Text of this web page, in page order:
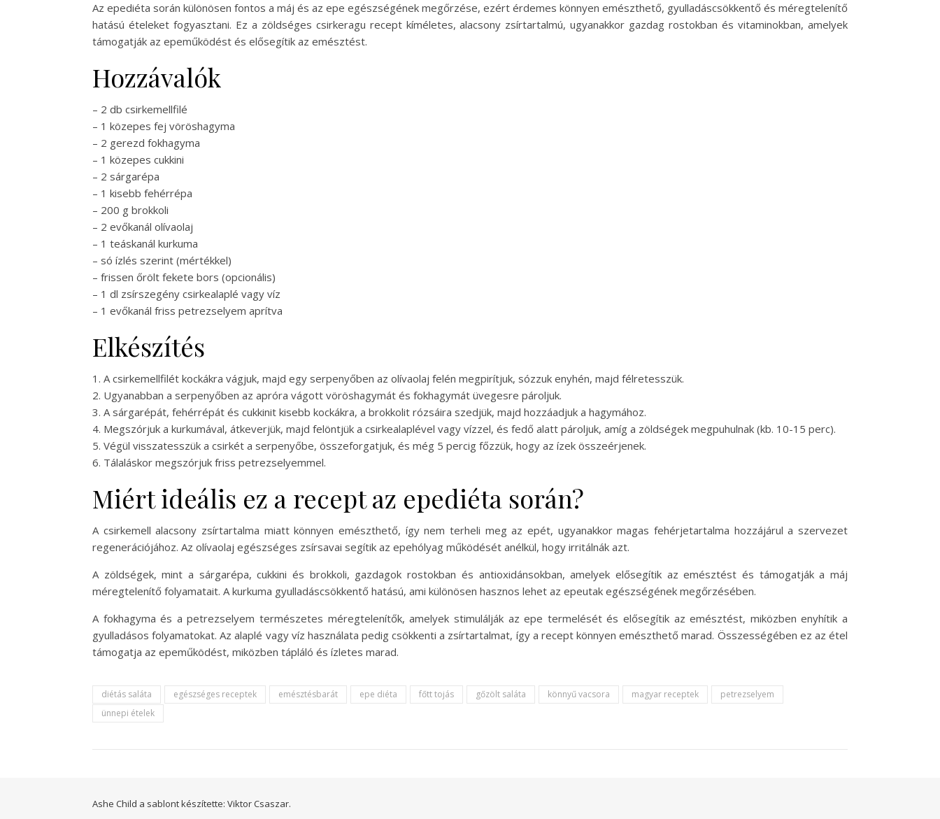
Az epediéta során különösen fontos a máj és az epe egészségének megőrzése, ezért érdemes könnyen emészthető, gyulladáscsökkentő és méregtelenítő
hatású ételeket fogyasztani. Ez a zöldséges csirkeragu recept kíméletes, alacsony zsírtartalmú, ugyanakkor gazdag rostokban és vitaminokban, amelyek
támogatják az epeműködést és elősegítik az emésztést.
Hozzávalók
– 2 db csirkemellfilé
– 1 közepes fej vöröshagyma
– 2 gerezd fokhagyma
– 1 közepes cukkini
– 2 sárgarépa
– 1 kisebb fehérrépa
– 200 g brokkoli
– 2 evőkanál olívaolaj
– 1 teáskanál kurkuma
– só ízlés szerint (mértékkel)
– frissen őrölt fekete bors (opcionális)
– 1 dl zsírszegény csirkealaplé vagy víz
– 1 evőkanál friss petrezselyem aprítva
Elkészítés
1. A csirkemellfilét kockákra vágjuk, majd egy serpenyőben az olívaolaj felén megpirítjuk, sózzuk enyhén, majd félretesszük.
2. Ugyanabban a serpenyőben az apróra vágott vöröshagymát és fokhagymát üvegesre pároljuk.
3. A sárgarépát, fehérrépát és cukkinit kisebb kockákra, a brokkolit rózsáira szedjük, majd hozzáadjuk a hagymához.
4. Megszórjuk a kurkumával, átkeverjük, majd felöntjük a csirkealaplével vagy vízzel, és fedő alatt pároljuk, amíg a zöldségek megpuhulnak (kb. 10-15 perc).
5. Végül visszatesszük a csirkét a serpenyőbe, összeforgatjuk, és még 5 percig főzzük, hogy az ízek összeérjenek.
6. Tálaláskor megszórjuk friss petrezselyemmel.
Miért ideális ez a recept az epediéta során?
A csirkemell alacsony zsírtartalma miatt könnyen emészthető, így nem terheli meg az epét, ugyanakkor magas fehérjetartalma hozzájárul a szervezet
regenerációjához. Az olívaolaj egészséges zsírsavai segítik az epehólyag működését anélkül, hogy irritálnák azt.
A zöldségek, mint a sárgarépa, cukkini és brokkoli, gazdagok rostokban és antioxidánsokban, amelyek elősegítik az emésztést és támogatják a máj
méregtelenítő folyamatait. A kurkuma gyulladáscsökkentő hatású, ami különösen hasznos lehet az epeutak egészségének megőrzésében.
A fokhagyma és a petrezselyem természetes méregtelenítők, amelyek stimulálják az epe termelését és elősegítik az emésztést, miközben enyhítik a
gyulladásos folyamatokat. Az alaplé vagy víz használata pedig csökkenti a zsírtartalmat, így a recept könnyen emészthető marad. Összességében ez az étel
támogatja az epeműködést, miközben tápláló és ízletes marad.
diétás saláta egészséges receptek emésztésbarát epe diéta főtt tojás gőzölt saláta könnyű vacsora magyar receptek
petrezselyem
ünnepi ételek
Ashe Child a sablont készítette: Viktor Csaszar.